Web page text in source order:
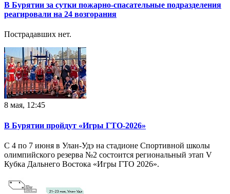
В Бурятии за сутки пожарно-спасательные подразделения
реагировали на 24 возгорания
Пострадавших нет.
8 мая, 12:45
В Бурятии пройдут «Игры ГТО-2026»
С 4 по 7 июня в Улан-Удэ на стадионе Спортивной школы
олимпийского резерва №2 состоится региональный этап V
Кубка Дальнего Востока «Игры ГТО 2026».